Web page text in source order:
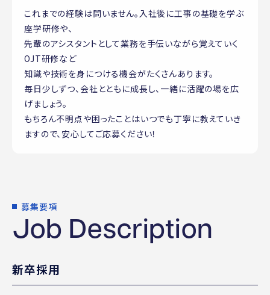
これまでの経験は問いません。入社後に工事の基礎を学ぶ
座学研修や、
先輩のアシスタントとして業務を手伝いながら覚えていく
OJT研修など
知識や技術を身につける機会がたくさんあります。
毎日少しずつ、会社とともに成長し、一緒に活躍の場を広
げましょう。
もちろん不明点や困ったことはいつでも丁寧に教えていき
ますので、安心してご応募ください！
募集要項
Job Description
新卒採用